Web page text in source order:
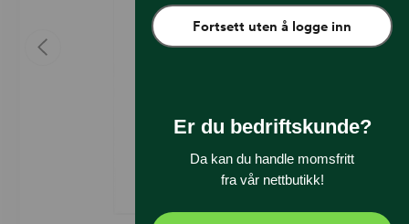
Fortsett uten å logge inn
Er du bedriftskunde?
Da kan du handle momsfritt
fra vår nettbutikk!